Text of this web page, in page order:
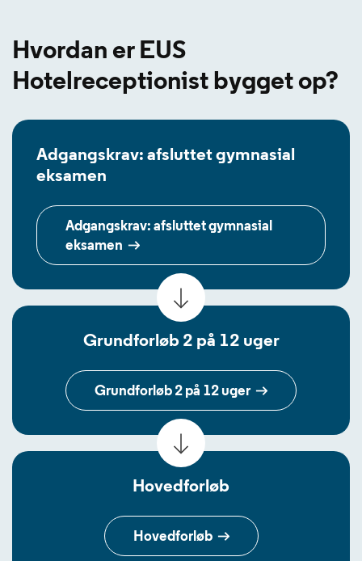
Hvordan er EUS
Hotelreceptionist bygget op?
Adgangskrav: afsluttet gymnasial
eksamen
Adgangskrav: afsluttet gymnasial
eksamen
Grundforløb 2 på 12 uger
Grundforløb 2 på 12 uger
Hovedforløb
Hovedforløb